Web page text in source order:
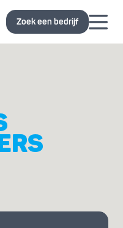
Zoek een bedrijf